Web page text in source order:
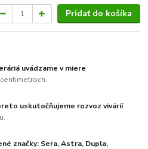
Pridať do košíka
uvádzame v miere
uskutočňujeme rozvoz vivárií
značky: Sera, Astra, Dupla,